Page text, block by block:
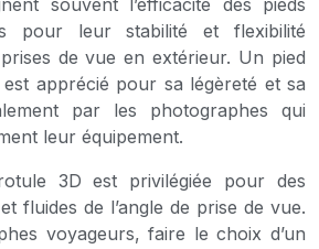
pour leur stabilité et flexibilité
de vue en extérieur. Un pied
apprécié pour sa légèreté et sa
par les photographes qui
leur équipement.
rotule 3D est privilégiée pour des
fluides de l’angle de prise de vue.
voyageurs, faire le choix d’un